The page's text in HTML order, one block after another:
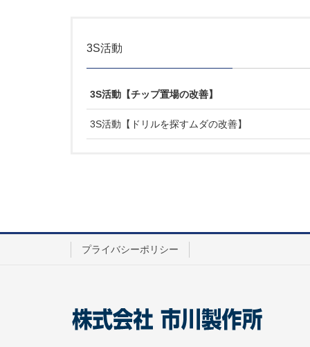
3S活動
3S活動【チップ置場の改善】
3S活動【ドリルを探すムダの改善】
プライバシーポリシー